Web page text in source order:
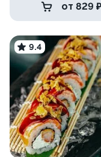
от 829 ₽
9.4